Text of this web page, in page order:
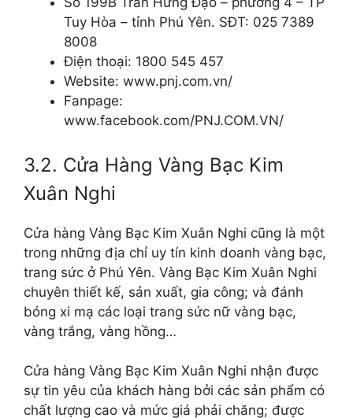
Tuy Hòa – tỉnh Phú Yên. SĐT: 025 7389
8008
Điện thoại: 1800 545 457
Website: www.pnj.com.vn/
Fanpage:
www.facebook.com/PNJ.COM.VN/
3.2. Cửa Hàng Vàng Bạc Kim
Xuân Nghi
Cửa hàng Vàng Bạc Kim Xuân Nghi cũng là một
trong những địa chỉ uy tín kinh doanh vàng bạc,
trang sức ở Phú Yên. Vàng Bạc Kim Xuân Nghi
chuyên thiết kế, sản xuất, gia công; và đánh
bóng xi mạ các loại trang sức nữ vàng bạc,
vàng trắng, vàng hồng…
Cửa hàng Vàng Bạc Kim Xuân Nghi nhận được
sự tin yêu của khách hàng bởi các sản phẩm có
chất lượng cao và mức giá phải chăng; được